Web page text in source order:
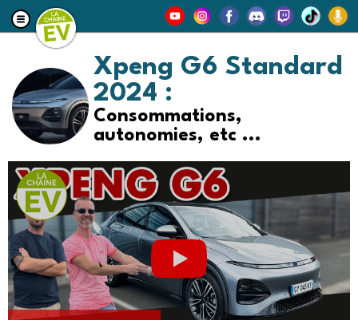
Xpeng G6 Standard
2024 :
Consommations,
autonomies, etc ...